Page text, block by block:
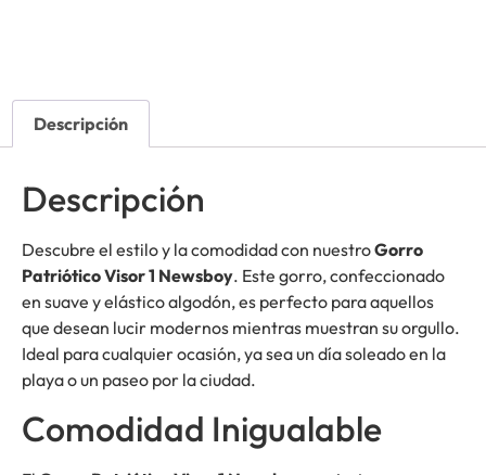
Descripción
Descripción
Descubre el estilo y la comodidad con nuestroGorro
Patriótico Visor 1 Newsboy. Este gorro, confeccionado
en suave y elástico algodón, es perfecto para aquellos
que desean lucir modernos mientras muestran su orgullo.
Ideal para cualquier ocasión, ya sea un día soleado en la
playa o un paseo por la ciudad.
Comodidad Inigualable